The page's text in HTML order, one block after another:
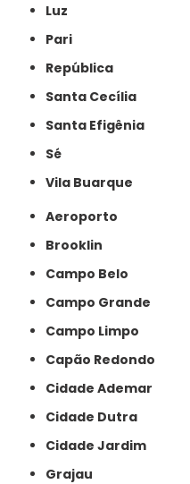
Luz
Pari
República
Santa Cecília
Santa Efigênia
Sé
Vila Buarque
Aeroporto
Brooklin
Campo Belo
Campo Grande
Campo Limpo
Capão Redondo
Cidade Ademar
Cidade Dutra
Cidade Jardim
Grajau